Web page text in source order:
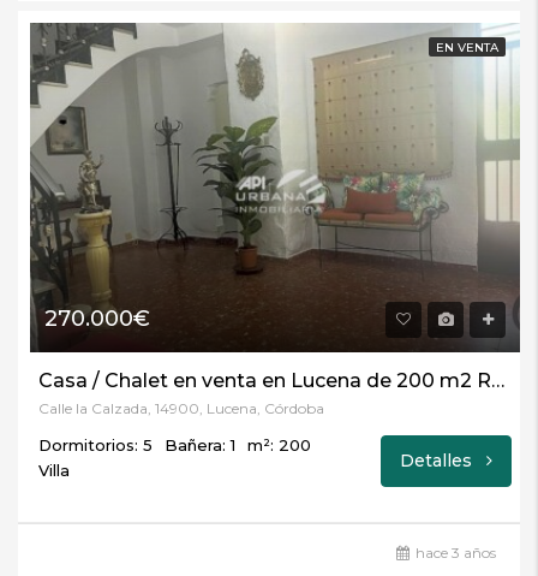
EN VENTA
270.000€
Casa / Chalet en venta en Lucena de 200 m2 REF:4547
Calle la Calzada, 14900, Lucena, Córdoba
Dormitorios: 5 Bañera: 1
m²: 200
Villa
Detalles
hace 3 años